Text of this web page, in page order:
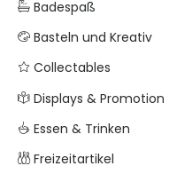
Badespaß
Basteln und Kreativ
Collectables
Displays & Promotion
Essen & Trinken
Freizeitartikel